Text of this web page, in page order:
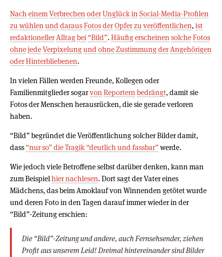
NacheinemVerbrechenoderUnglückinSocial-Media-Profilen
zuwühlenund darausFotosderOpferzuveröffentlichen,ist
redaktionellerAlltagbei “Bild”. HäufigerscheinensolcheFotos
ohnejedeVerpixelungund ohneZustimmungderAngehörigen
oderHinterbliebenen.
In vielen Fällen werden Freunde, Kollegen oder
Familienmitglieder sogarvonReporternbedrängt, damit sie
Fotos der Menschen herausrücken, die sie gerade verloren
haben.
“Bild” begründet die Veröffentlichung solcher Bilder damit,
dass “nur so” die Tragik “deutlich und fassbar”werde.
Wie jedoch viele Betroffene selbst darüber denken, kann man
zum Beispielhier nachlesen. Dort sagt der Vater eines
Mädchens, das beim Amoklauf von Winnenden getötet wurde
und deren Foto in den Tagen darauf immer wieder in der
“Bild”-Zeitung erschien:
Die “Bild”-Zeitung und andere, auch Fernsehsender, ziehen
Profit aus unserem Leid! Dreimal hintereinander sind Bilder